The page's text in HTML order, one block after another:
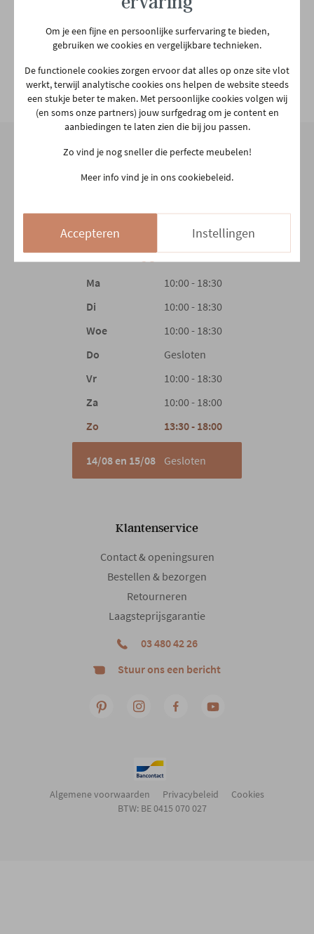
Bekijk alle specificiaties
Plaats productie Europees
Vorm Rechthoek
Hoofdkleur Natuur
Zwart
Hoofdmateriaal
Materiaal poten Metaal
Kruispoot
Onze winkel
03 480 42 26
info@gerowonen.be
Ma
10:00 - 18:30
Di
10:00 - 18:30
Woe
10:00 - 18:30
Do
Gesloten
Vr
10:00 - 18:30
Za
10:00 - 18:00
Zo
13:30 - 18:00
14/08 en 15/08 Gesloten
Klantenservice
Contact & openingsuren
Bestellen & bezorgen
Retourneren
Laagsteprijsgarantie
03 480 42 26
Stuur ons een bericht
Algemene voorwaarden Privacybeleid
Cookies
BTW: BE 0415 070 027
Om je een fijne en persoonlijke surfervaring te bieden,
gebruiken we cookies en vergelijkbare technieken.
De functionele cookies zorgen ervoor dat alles op onze site vlot
werkt, terwijl analytische cookies ons helpen de website steeds
een stukje beter te maken. Met persoonlijke cookies volgen wij
(en soms onze partners) jouw surfgedrag om je content en
aanbiedingen te laten zien die bij jou passen.
Zo vind je nog sneller die perfecte meubelen!
Meer info vind je in ons cookiebeleid.
Accepteren Instellingen